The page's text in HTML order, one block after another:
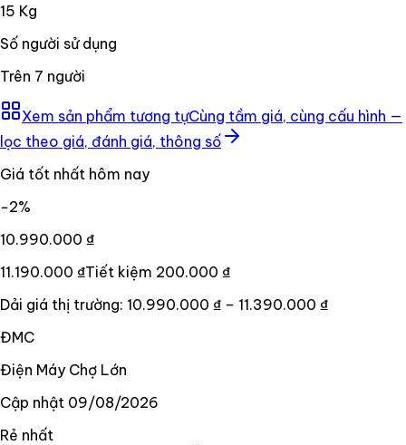
15 Kg
Số người sử dụng
Trên 7 người
Xem sản phẩm tương tựCùng tầm giá, cùng cấu hình —
lọc theo giá, đánh giá, thông số
Giá tốt nhất hôm nay
−2%
10.990.000 ₫
11.190.000 ₫Tiết kiệm 200.000 ₫
Dải giá thị trường: 10.990.000 ₫ – 11.390.000 ₫
ĐMC
Điện Máy Chợ Lớn
Cập nhật 09/08/2026
Rẻ nhất